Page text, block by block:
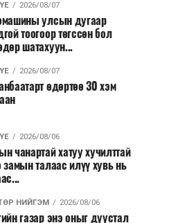
2026/08/07
улсын дугаар
тоогоор төгссөн бол
шатахуун...
2026/08/07
өдөртөө 30 хэм
2026/08/06
чанартай хатуу хучилттай
замын талаас илүү хувь нь
НИЙГЭМ 2026/08/06
газар энэ оныг дуустал